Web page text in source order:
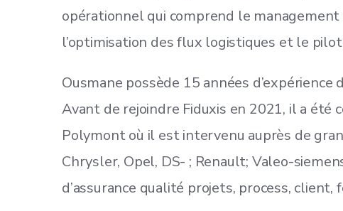
opérationnel qui comprend le
l’optimisation des flux logistiques et le
Ousmane possède 15 années
Avant de rejoindre Fiduxis en 2021, il a
Polymont où il est intervenu auprès de
Chrysler, Opel, DS- ; Renault; Valeo-
d’assurance qualité projets, process,